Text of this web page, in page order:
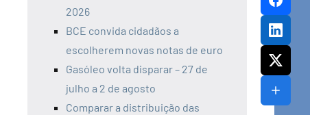
2026
BCE convida cidadãos a
escolherem novas notas de euro
Gasóleo volta disparar – 27 de
julho a 2 de agosto
Comparar a distribuição das